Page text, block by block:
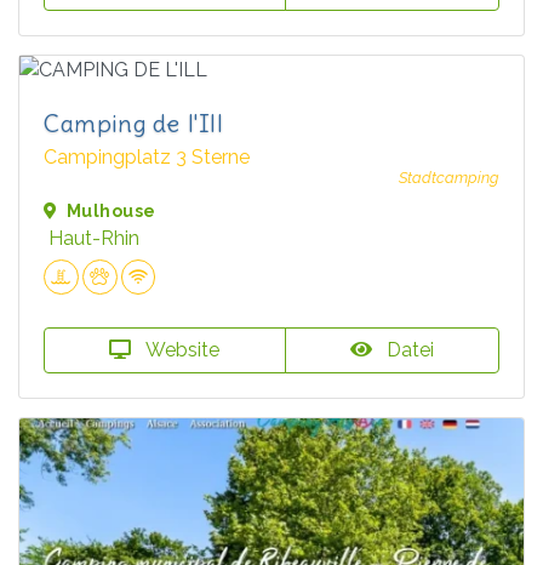
Camping de l'Ill
Campingplatz 3 Sterne
Stadtcamping
Mulhouse
Haut-Rhin
Website Datei